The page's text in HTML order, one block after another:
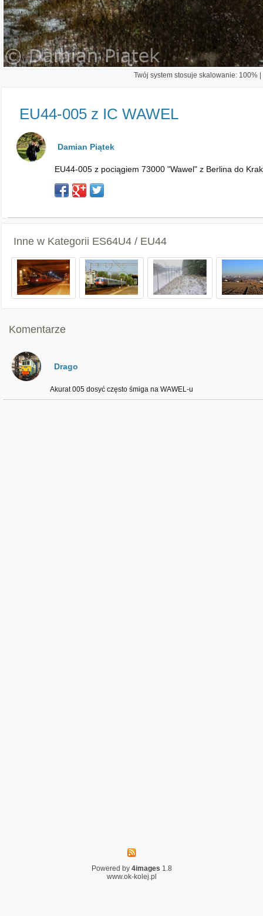
Twój system stosuje skalowanie: 100%
EU44-005 z IC WAWEL
Damian Piątek
EU44-005 z pociągiem 73000 "Wawel" z Berlina do
Inne w Kategorii ES64U4 / EU44
Komentarze
Drago
Akurat 005 dosyć często śmiga na WAWEL-u
Powered by 4images 1.8
www.ok-kolej.pl